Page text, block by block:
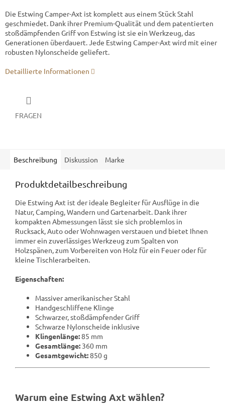
Die Estwing Camper-Axt ist komplett aus einem Stück Stahl
geschmiedet. Dank ihrer Premium-Qualität und dem patentierten
stoßdämpfenden Griff von Estwing ist sie ein Werkzeug, das
Generationen überdauert. Jede Estwing Camper-Axt wird mit einer
robusten Nylonscheide geliefert.
Detaillierte Informationen
FRAGEN
Beschreibung Diskussion Marke
Produktdetailbeschreibung
Die Estwing Axt ist der ideale Begleiter für Ausflüge in die
Natur, Camping, Wandern und Gartenarbeit. Dank ihrer
kompakten Abmessungen lässt sie sich problemlos in
Rucksack, Auto oder Wohnwagen verstauen und bietet Ihnen
immer ein zuverlässiges Werkzeug zum Spalten von
Holzspänen, zum Vorbereiten von Holz für ein Feuer oder für
kleine Tischlerarbeiten.
Eigenschaften:
Massiver amerikanischer Stahl
Handgeschliffene Klinge
Schwarzer, stoßdämpfender Griff
Schwarze Nylonscheide inklusive
Klingenlänge:85 mm
Gesamtlänge: 360 mm
Gesamtgewicht:850 g
Warum eine Estwing Axt wählen?